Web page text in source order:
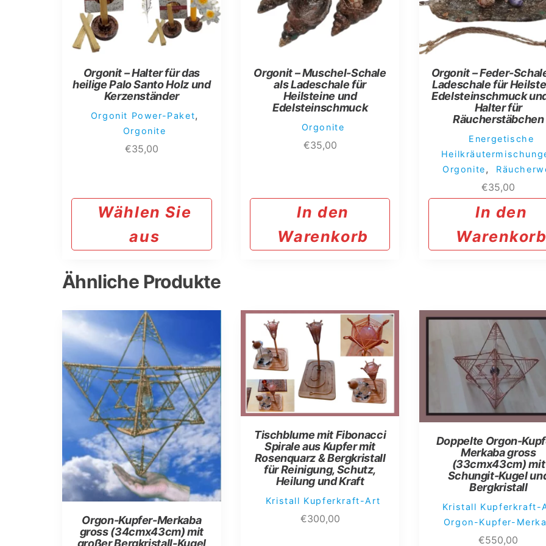
Orgonit – Halter für das
heilige Palo Santo Holz und
Kerzenständer
Orgonit Power-Paket,
Orgonite
€35,00
Wählen Sie
aus
Varianten
auf.
Die
können
auf
Produktseite
Orgonit – Muschel-Schale
als Ladeschale für
Heilsteine und
Edelsteinschmuck
Orgonite
€35,00
In den
Warenkorb
Orgonit – Feder-
Ladeschale für
Edelsteinschmuck
Halter für
Räucherstäbchen
Energetische
Orgonite,
€35,00
In den
Ähnliche Produkte
Orgon-Kupfer-Merkaba
gross (34cmx43cm) mit
großer Bergkristall-Kugel
Tischblume mit Fibonacci
Spirale aus Kupfer mit
Rosenquarz & Bergkristall
für Reinigung, Schutz,
Heilung und Kraft
Kristall Kupferkraft-Art
€300,00
Doppelte Orgon-
Merkaba gross
(33cmx43cm) mit
Schungit-Kugel
Bergkristall
Kristall Kupferkraft-
Orgon-Kupfer-
€550,00